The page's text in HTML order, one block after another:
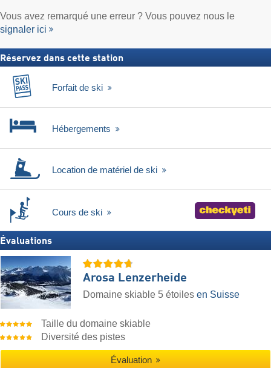
Vous avez remarqué une erreur ? Vous pouvez nous le
signaler ici
Réservez dans cette station
Forfait de ski
Hébergements
Location de matériel de ski
Cours de ski
Évaluations
Arosa Lenzerheide
Domaine skiable 5 étoiles en Suisse
Taille du domaine skiable
Diversité des pistes
Évaluation